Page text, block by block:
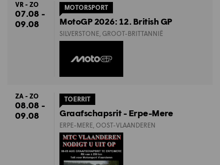
VR - ZO
07.08 -
09.08
MOTORSPORT
MotoGP 2026: 12. British GP
SILVERSTONE, GROOT-BRITTANNIË
ZA - ZO
08.08 -
09.08
TOERRIT
Graafschapsrit - Erpe-Mere
ERPE-MERE, OOST-VLAANDEREN